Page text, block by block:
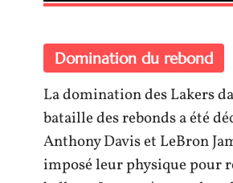
Domination du rebond
La domination des Lakers
bataille des rebonds a été
Anthony Davis et LeBron
imposé leur physique pour